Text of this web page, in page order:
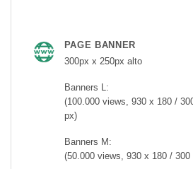
PAGE BANNER
300px x 250px alto
Banners L:
(100.000 views, 930 x 180 /
px)
Banners M:
(50.000 views, 930 x 180 /